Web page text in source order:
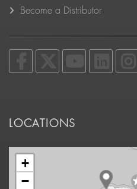
Become a Distributor
LOCATIONS
+
−